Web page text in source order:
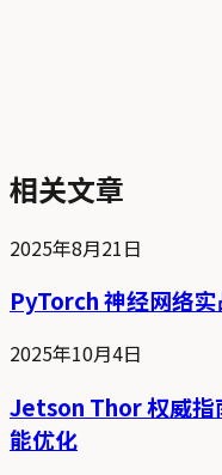
相关文章
2025年8月21日
PyTorch 神经网络
2025年10月4日
Jetson Thor 权威指
能优化